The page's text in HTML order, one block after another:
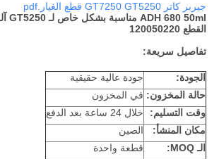
جيربر كاتر GT7250 GT5250 قطع الغيار.pdf
القطع 120050220
تفاصيل سريعة:
الجودة:
جودة عالية حقيقية
حالة المخزون: في المخزون
وقت التسليم:
خلال 24 ساعة بعد الدفع
مكان المنشأ:
الصين
الـ MOQ:
قطعة واحدة